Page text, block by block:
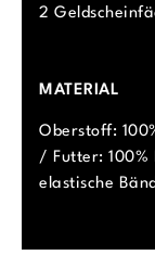
2
MATERIAL
Oberstoff:
/ Futter: 100%
elastische